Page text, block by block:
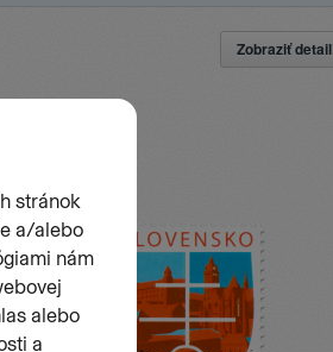
Zobraziť detail